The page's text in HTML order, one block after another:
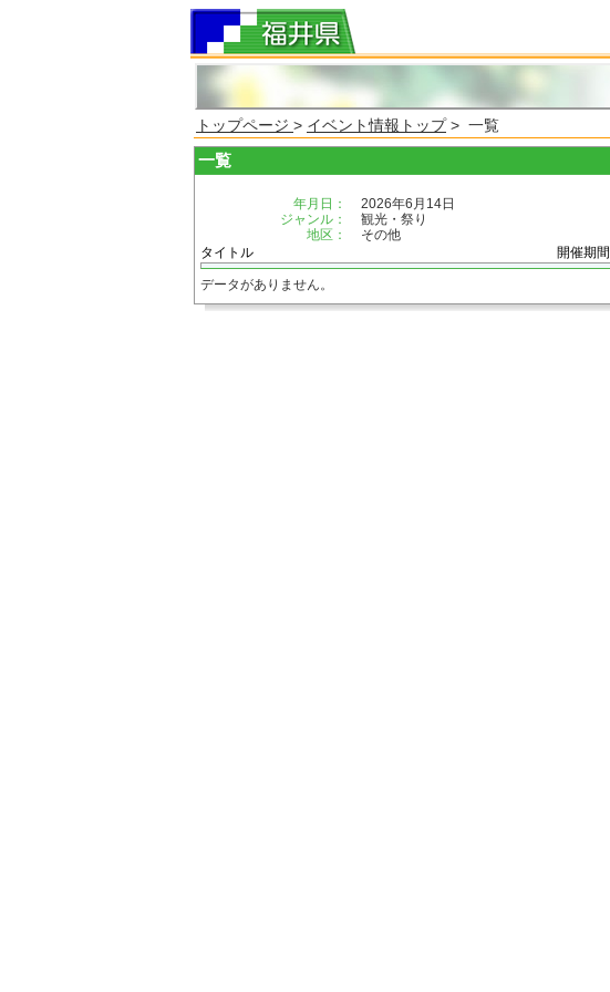
トップページ > イベント情報トップ> 一覧
一覧
年月日：
2026年6月14日
ジャンル：
観光・祭り
地区：
その他
タイトル
開催期間
データがありません。